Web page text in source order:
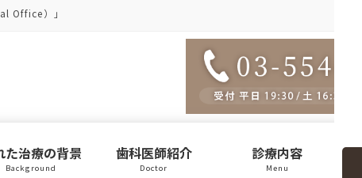
Office）」
た治療の背景
Background
歯科医師紹介
Doctor
診療内容
Menu